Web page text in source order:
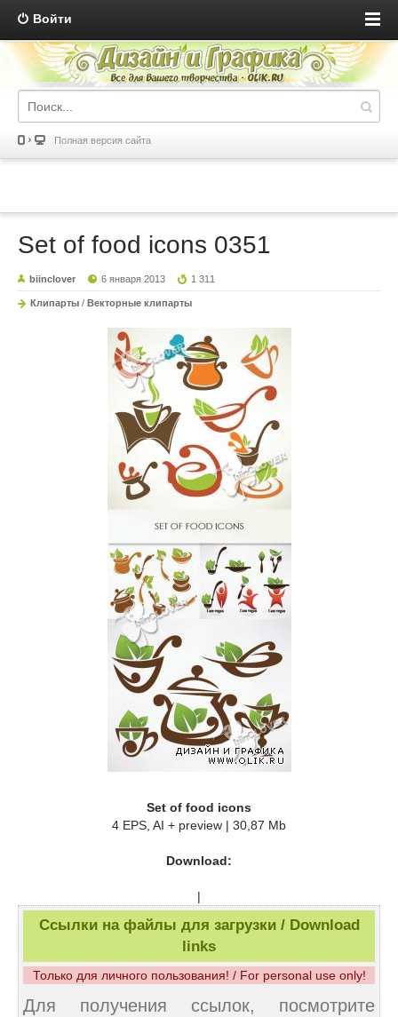
Войти
Полная версия сайта
Set of food icons 0351
biinclover 6 января 2013 1 311
Клипарты / Векторные клипарты
Set of food icons
4 EPS, AI + preview | 30,87 Mb
Download:
|
Ссылки на файлы для загрузки / Download
links
Только для личного пользования! / For personal use only!
Для получения ссылок, посмотрите